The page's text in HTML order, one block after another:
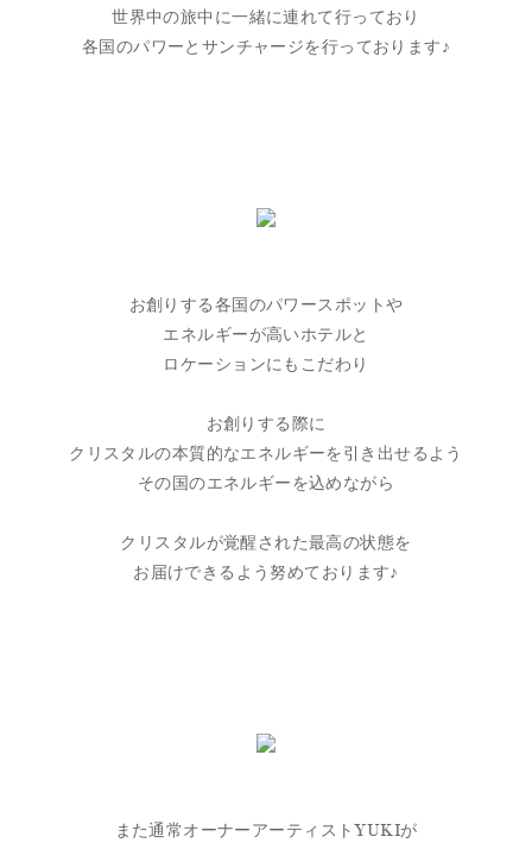
世界中の旅中に一緒に連れて行っており
各国のパワーとサンチャージを行っております♪
お創りする各国のパワースポットや
エネルギーが高いホテルと
ロケーションにもこだわり
お創りする際に
クリスタルの本質的なエネルギーを引き出せるよう
その国のエネルギーを込めながら
クリスタルが覚醒された最高の状態を
お届けできるよう努めております♪
また通常オーナーアーティストYUKIが